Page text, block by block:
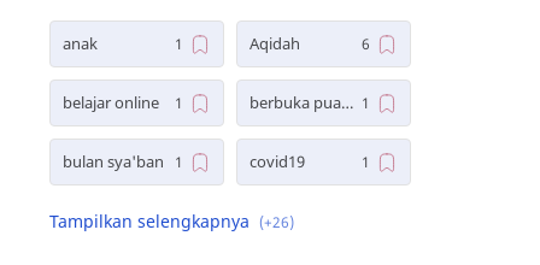
anak Aqidah
belajar online berbuka puasa
bulan sya'ban covid19
difabel disabilitas